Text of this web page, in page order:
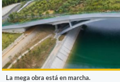
La mega obra está en marcha.